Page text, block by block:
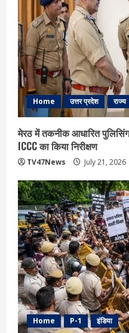
Home उत्तर प्रदेश राज्य
मेरठ में तकनीक आधारित
ICCC का किया निरीक्षण
TV47News July 21, 2026
Home P-1 इंडिया